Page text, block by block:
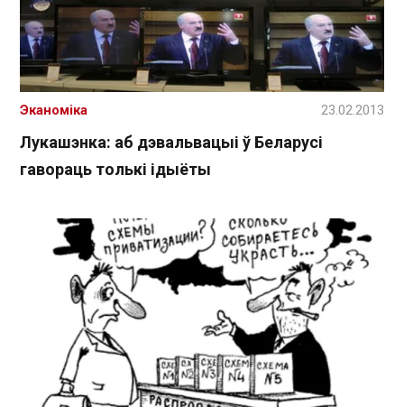
Лукашэнка: аб дэвальвацыі ў Беларусі
гавораць толькі ідыёты
Эканоміка 23.02.2013